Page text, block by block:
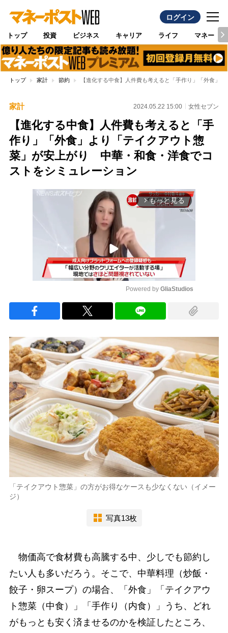
ログイン
トップ 投資 ビジネス キャリア ライフ マネー
トップ 家計 節約 【進化する中食】人件費も考えると「手作り」「外食」
家計 2024.05.22 15:00 女性セブン
【進化する中食】人件費も考えると「手
作り」「外食」より「テイクアウト惣
菜」が安上がり 中華・和食・洋食でコ
ストをシミュレーション
arrow_forward_ios もっと見る
Powered by GliaStudios
「テイクアウト惣菜」の方がお得なケースも少なくない（イメー
ジ）
写真13枚
物価高で食材費も高騰する中、少しでも節約し
たい人も多いだろう。そこで、中華料理（炒飯・
餃子・卵スープ）の場合、「外食」「テイクアウ
ト惣菜（中食）」「手作り（内食）」うち、どれ
がもっとも安く済ませるのかを検証したところ、